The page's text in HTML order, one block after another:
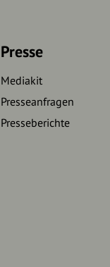
Presse
Mediakit
Presseanfragen
Presseberichte